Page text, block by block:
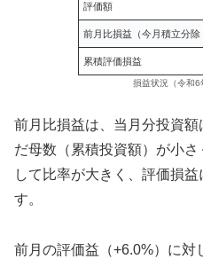
評価額
前月比損益（今月積立分除
累積評価損益
損益状況（令和6
前月比損益は、当月分投資
だ母数（累積投資額）が小
して比率が大きく、評価損
す。
前月の評価益（+6.0%）に対